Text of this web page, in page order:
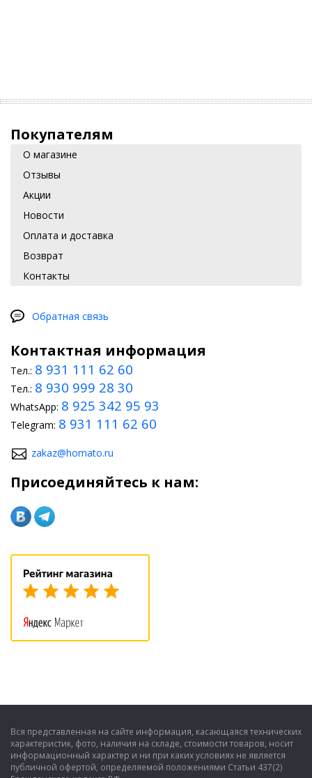
Покупателям
О магазине
Отзывы
Акции
Новости
Оплата и доставка
Возврат
Контакты
Обратная связь
Контактная информация
Тел.: 8 931 111 62 60
Тел.: 8 930 999 28 30
WhatsApp: 8 925 342 95 93
Telegram: 8 931 111 62 60
zakaz@homato.ru
Присоединяйтесь к нам:
Вся представленная на сайте информация, касающаяся технических
характеристик, фото, наличия на складе, стоимости товаров, носит
информационный характер и ни при каких условиях не является
публичной офертой, определяемой положениями Статьи 437(2)